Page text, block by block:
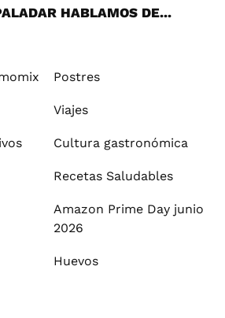
HABLAMOS DE...
Postres
Viajes
Cultura gastronómica
Recetas Saludables
Amazon Prime Day junio
2026
Huevos